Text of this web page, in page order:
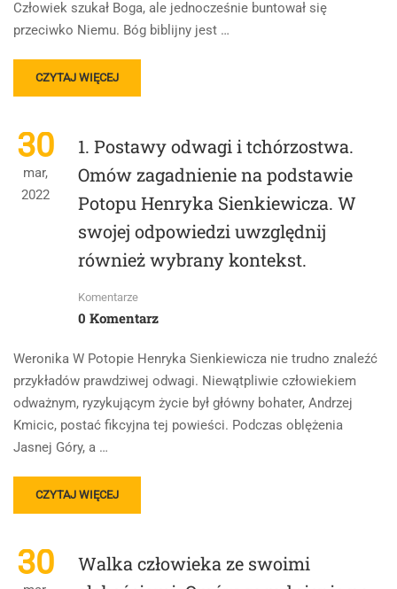
Człowiek szukał Boga, ale jednocześnie buntował się
przeciwko Niemu. Bóg biblijny jest …
READ
MORE
CZŁOWIEK
W
BOGIEM
CZYTAJ WIĘCEJ
30
mar,
2022
1. Postawy odwagi i tchórzostwa.
Omów zagadnienie na podstawie
Potopu Henryka Sienkiewicza. W
swojej odpowiedzi uwzględnij
również wybrany kontekst.
Komentarze
0 Komentarz
Weronika W Potopie Henryka Sienkiewicza nie trudno znaleźć
przykładów prawdziwej odwagi. Niewątpliwie człowiekiem
odważnym, ryzykującym życie był główny bohater, Andrzej
Kmicic, postać fikcyjna tej powieści. Podczas oblężenia
Jasnej Góry, a …
READ
MORE
1.
POSTAWY
CZYTAJ WIĘCEJ
30
Walka człowieka ze swoimi